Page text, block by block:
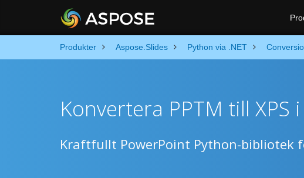
Produkter Aspose.Slides Python via .NET
Konvertera PPTM till XPS
Kraftfullt PowerPoint Python-bibliotek